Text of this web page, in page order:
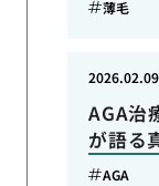
薄毛
AGA治
が語る
2026.02.09
AGA